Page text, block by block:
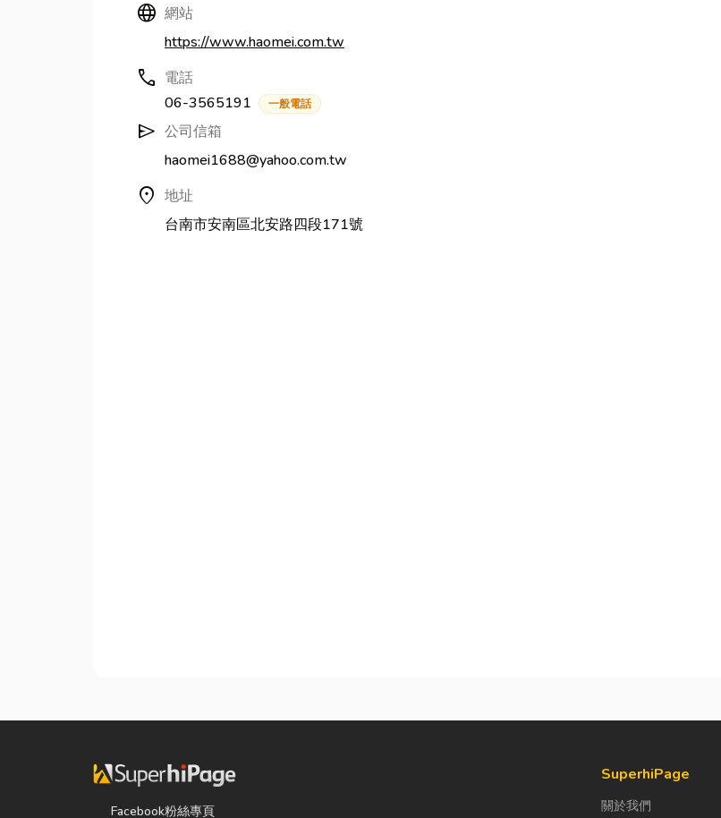
Language 網站
https://www.haomei.com.tw
call 電話
06-3565191
一般電話
send 公司信箱
haomei1688@yahoo.com.tw
location_on 地址
台南市安南區北安路四段171號
Facebook粉絲專頁
SuperhiPage
關於我們